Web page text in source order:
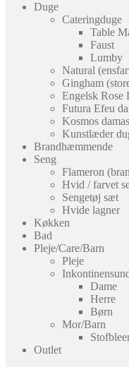
Duge
Cateringduge
Table
Faust
Lumby
Natural
Gingham
Engelsk Rose
Futura Efeu
Kosmos
Kunstlæder
Brandhæmmende
Seng
Flameron
Hvid / farvet
Sengetøj sæt
Hvide lagner
Køkken
Bad
Pleje/Care/Barn
Pleje
Dame
Herre
Børn
Mor/Barn
Outlet